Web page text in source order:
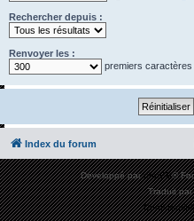
Rechercher depuis :
Renvoyer les :
premiers
Index du forum
Développé parphpBB®
Traduit par